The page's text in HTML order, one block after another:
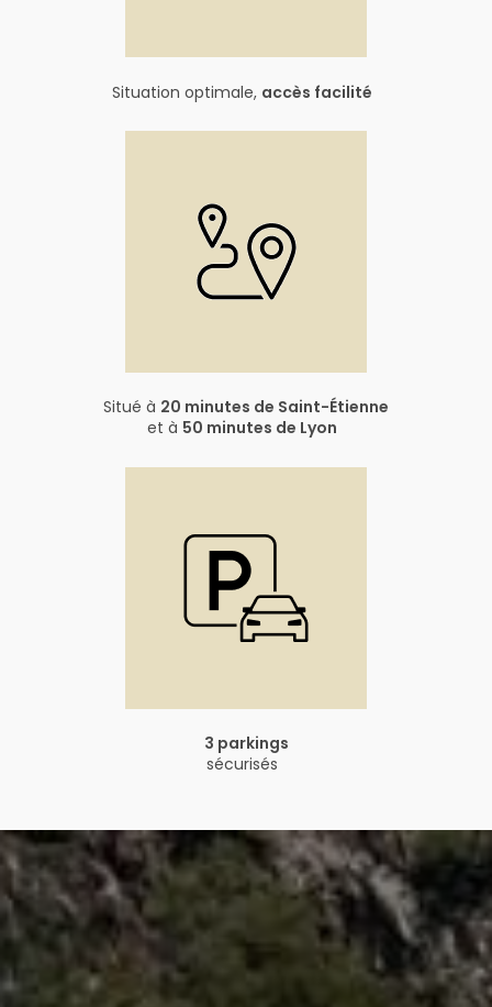
Situation optimale, accès facilité
Situé à 20 minutes de Saint-Étienne
et à 50 minutes de Lyon
3 parkings
sécurisés